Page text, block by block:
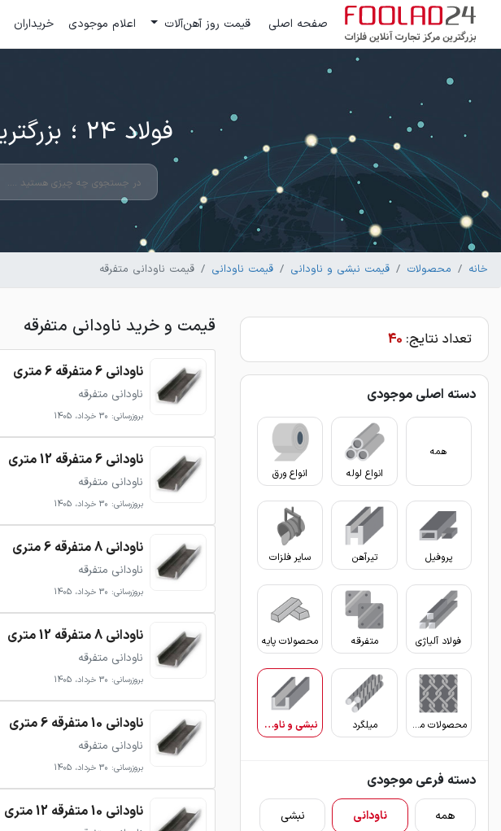
صفحه اصلی قیمت روز آهن‌آلات اعلام موجودی خریداران
فولاد 24 ؛ بزرگترین مرکز تجارت آنلاین فلزات
خانه محصولات قیمت نبشی و ناودانی قیمت ناودانی قیمت ناودانی متفرقه
تعداد نتایج: 40
دسته اصلی موجودی
همه
انواع لوله
انواع ورق
پروفیل تیرآهن سایر فلزات
فولاد آلیاژی متفرقه محصولات پایه
محصولات مفتولی میلگرد نبشی و ناودانی
دسته فرعی موجودی
همه ناودانی نبشی
قیمت و خرید ناودانی متفرقه
ناودانی 6 متفرقه 6 متری
ناودانی متفرقه
بروزرسانی: 30 خرداد، 1405
ناودانی 6 متفرقه 12 متری
ناودانی متفرقه
بروزرسانی: 30 خرداد، 1405
ناودانی 8 متفرقه 6 متری
ناودانی متفرقه
بروزرسانی: 30 خرداد، 1405
ناودانی 8 متفرقه 12 متری
ناودانی متفرقه
بروزرسانی: 30 خرداد، 1405
ناودانی 10 متفرقه 6 متری
ناودانی متفرقه
بروزرسانی: 30 خرداد، 1405
ناودانی 10 متفرقه 12 متری